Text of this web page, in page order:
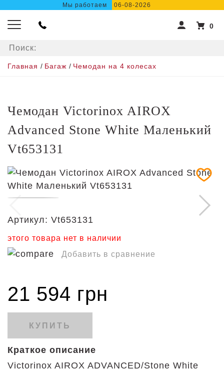
Мы работаем 06-08-2026
0
Главная / Багаж / Чемодан на 4 колесах
Чемодан Victorinox AIROX
Advanced Stone White Маленький
Vt653131
Артикул: Vt653131
этого товара нет в наличии
Добавить в сравнение
21 594 грн
КУПИТЬ
Краткое описание
Victorinox AIROX ADVANCED/Stone White